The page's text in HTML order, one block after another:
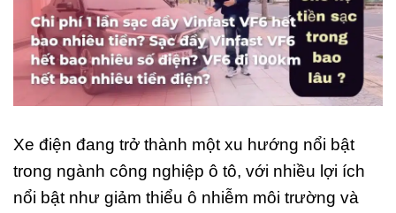
Xe điện đang trở thành một xu hướng nổi bật
trong ngành công nghiệp ô tô, với nhiều lợi ích
nổi bật như giảm thiểu ô nhiễm môi trường và